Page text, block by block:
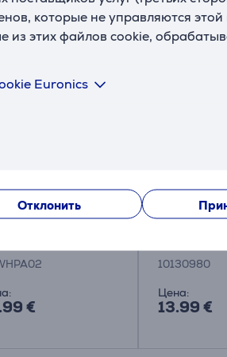
которые не управляются
из этих файлов cookie,
Euronics
Отклонить
дополнительно
Electrolux
€
Miele, 250
Средство
машин
10130980
Цена:
13.99 €